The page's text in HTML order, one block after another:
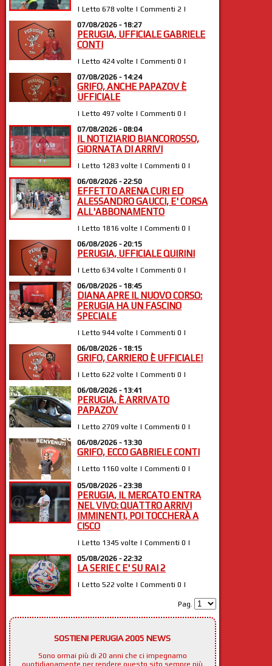
| Letto 678 volte | Commenti 2 |
07/08/2026 - 18:27
PERUGIA, UFFICIALE GABRIELE
CONTI
| Letto 424 volte | Commenti 0 |
07/08/2026 - 14:24
GRIFO, ANCHE PAPAZOV È
UFFICIALE
| Letto 497 volte | Commenti 0 |
07/08/2026 - 08:04
IL NOTIZIARIO BIANCOROSSO,
GIORNATA DI ARRIVI
| Letto 1283 volte | Commenti 0 |
06/08/2026 - 22:50
EFFETTO ARENA CURI ED
ALESSANDRO GAUCCI, E' CORSA
ALL'ABBONAMENTO
| Letto 1816 volte | Commenti 0 |
06/08/2026 - 20:15
PERUGIA, UFFICIALE QUIRINI
| Letto 634 volte | Commenti 0 |
06/08/2026 - 18:45
DIANA APRE IL NUOVO CORSO:
PERUGIA HA UN FASCINO
SPECIALE
| Letto 944 volte | Commenti 0 |
06/08/2026 - 18:15
GRIFO, CARRIERO È UFFICIALE!
| Letto 622 volte | Commenti 0 |
06/08/2026 - 13:41
PERUGIA, È ARRIVATO
PAPAZOV
| Letto 2709 volte | Commenti 0 |
06/08/2026 - 13:30
GRIFO, ECCO GABRIELE CONTI
| Letto 1160 volte | Commenti 0 |
05/08/2026 - 23:38
PERUGIA, IL MERCATO ENTRA
NEL VIVO: QUATTRO ARRIVI
IMMINENTI, POI TOCCHERÀ A
CISCO
| Letto 1345 volte | Commenti 0 |
05/08/2026 - 22:32
LA SERIE C E' SU RAI 2
| Letto 522 volte | Commenti 0 |
Pag.
SOSTIENI PERUGIA 2005 NEWS
Sono ormai più di 20 anni che ci impegnamo
quotidianamente per rendere questo sito sempre più